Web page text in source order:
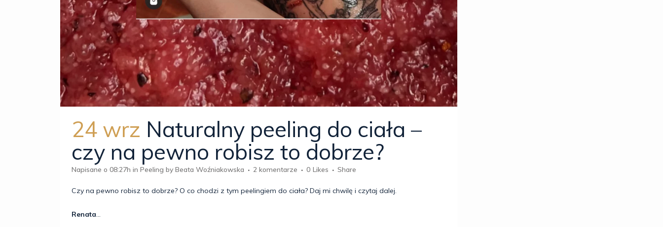
24 wrz Naturalny peeling do ciała –
czy na pewno robisz to dobrze?
Napisane o 08:27h in Peeling by Beata Woźniakowska 2 komentarze 0 Likes Share
Czy na pewno robisz to dobrze? O co chodzi z tym peelingiem do ciała? Daj mi chwilę i czytaj dalej.
Renata...